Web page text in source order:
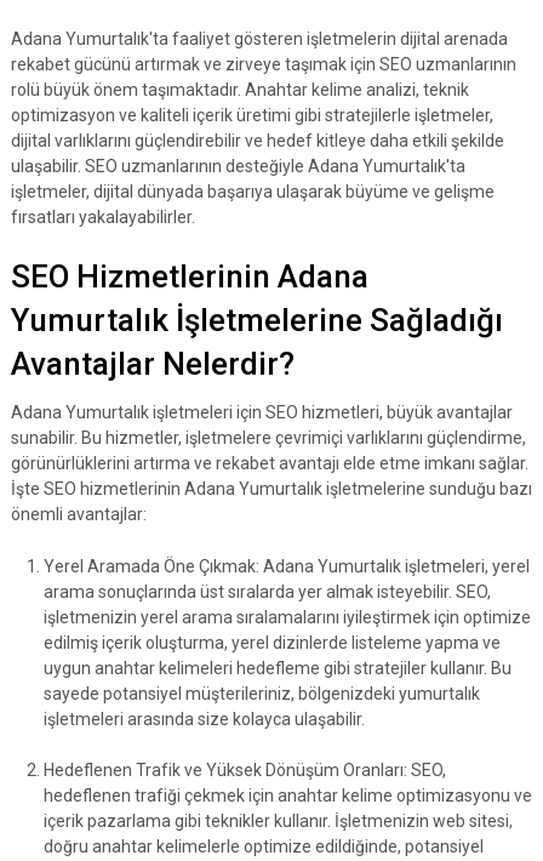
Adana Yumurtalık'ta faaliyet gösteren işletmelerin dijital arenada
rekabet gücünü artırmak ve zirveye taşımak için SEO uzmanlarının
rolü büyük önem taşımaktadır. Anahtar kelime analizi, teknik
optimizasyon ve kaliteli içerik üretimi gibi stratejilerle işletmeler,
dijital varlıklarını güçlendirebilir ve hedef kitleye daha etkili şekilde
ulaşabilir. SEO uzmanlarının desteğiyle Adana Yumurtalık'ta
işletmeler, dijital dünyada başarıya ulaşarak büyüme ve gelişme
fırsatları yakalayabilirler.
SEO Hizmetlerinin Adana
Yumurtalık İşletmelerine Sağladığı
Avantajlar Nelerdir?
Adana Yumurtalık işletmeleri için SEO hizmetleri, büyük avantajlar
sunabilir. Bu hizmetler, işletmelere çevrimiçi varlıklarını güçlendirme,
görünürlüklerini artırma ve rekabet avantajı elde etme imkanı sağlar.
İşte SEO hizmetlerinin Adana Yumurtalık işletmelerine sunduğu bazı
önemli avantajlar:
Yerel Aramada Öne Çıkmak: Adana Yumurtalık işletmeleri, yerel
arama sonuçlarında üst sıralarda yer almak isteyebilir. SEO,
işletmenizin yerel arama sıralamalarını iyileştirmek için optimize
edilmiş içerik oluşturma, yerel dizinlerde listeleme yapma ve
uygun anahtar kelimeleri hedefleme gibi stratejiler kullanır. Bu
sayede potansiyel müşterileriniz, bölgenizdeki yumurtalık
işletmeleri arasında size kolayca ulaşabilir.
Hedeflenen Trafik ve Yüksek Dönüşüm Oranları: SEO,
hedeflenen trafiği çekmek için anahtar kelime optimizasyonu ve
içerik pazarlama gibi teknikler kullanır. İşletmenizin web sitesi,
doğru anahtar kelimelerle optimize edildiğinde, potansiyel